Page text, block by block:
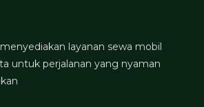
layanan sewa mobil
untuk perjalanan yang nyaman